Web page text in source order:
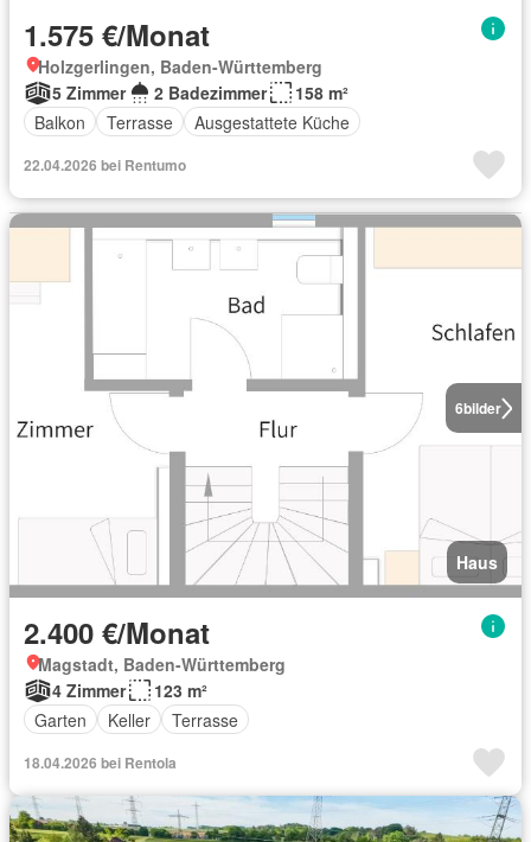
1.575 €/Monat
Holzgerlingen, Baden-Württemberg
5 Zimmer
2 Badezimmer
158 m²
Balkon
Terrasse Ausgestattete Küche
22.04.2026 bei Rentumo
6bilder
Haus
2.400 €/Monat
Magstadt, Baden-Württemberg
4 Zimmer
123 m²
Garten
Keller Terrasse
18.04.2026 bei Rentola